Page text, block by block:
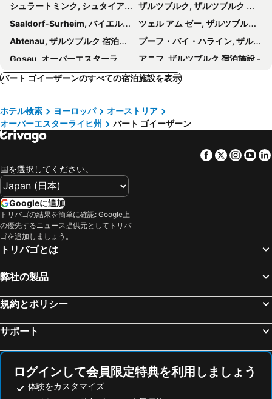
Bergrose Hideaway
Kirchenwirt
Haus Wolfgangsee
Sankt Bartholomä
Freibad Volksgarten
Itzling
Messezentrum Salzburg
シュラートミンク, シュタイアーマルク 宿泊施設 -
ザルツブルク, ザルツブルク 宿泊施設 -
Saaldorf-Surheim, バイエルン 宿泊施設 -
ツェル アム ゼー, ザルツブルク 宿泊施設 -
Abtenau, ザルツブルク 宿泊施設 -
プーフ・バイ・ハライン, ザルツブルク 宿泊施設 -
Gosau, オーバーエスターライヒ州 宿泊施設 -
アニフ, ザルツブルク 宿泊施設 -
シェーナウ アム ケーニッヒスゼー, バイエルン 宿泊施設 -
サンクト ヨハン, チロル 宿泊施設 -
バート アウスゼー, シュタイアーマルク 宿泊施設 -
グムンデン, オーバーエスターライヒ州 宿泊施設 -
Waidhofen an der Ybbs, ニーダーエスターライヒ州 宿泊施設 -
ホーフ バイ ザルツブルク, ザルツブルク 宿泊施設 -
Bergheim, ザルツブルク 宿泊施設 -
ザルツブルク, ザルツブルク 宿泊施設 -
チェスキークルムロフ, 南ボヘミア州 宿泊施設 -
ハルシュタット, オーバーエスターライヒ州 宿泊施設 -
バート・イシュル, オーバーエスターライヒ州 宿泊施設 -
シュタイアー, オーバーエスターライヒ州 宿泊施設 -
ベルヒテスガーデン, バイエルン 宿泊施設 -
インスブルック, チロル 宿泊施設 -
グラーツ, シュタイアーマルク 宿泊施設 -
バート ゴイーザーンのすべての宿泊施設を表示
ホテル検索 ヨーロッパ
オーストリア
オーバーエスターライヒ州
バート ゴイーザーン
Facebook
Twitter
国を選択してください。
Googleに追加
トリバゴの結果を簡単に確認: Google上
の優先するニュース提供元としてトリバ
ゴを追加しましょう。
トリバゴとは
弊社の製品
規約とポリシー
サポート
ログインして会員限定特典を利用しましょう
体験をカスタマイズ